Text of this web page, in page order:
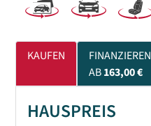
KAUFEN
FINANZIEREN
AB163,00 €
HAUSPREIS